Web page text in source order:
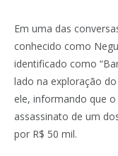
Em uma das
conhecido como
identificado como
lado na exploração
ele, informando que
assassinato de um
por R$ 50 mil.